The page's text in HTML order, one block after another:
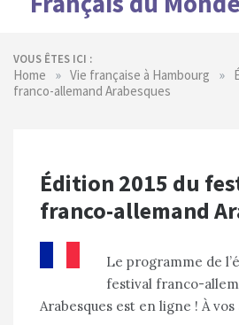
VOUS ÊTES ICI :
Home » Vie française à Hambourg »
franco-allemand Arabesques
Édition 2015 du
franco-allemand
Le programme de
festival franco-
Arabesques est en ligne ! À vos